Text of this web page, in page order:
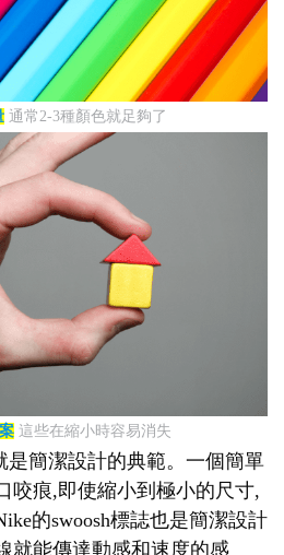
通常2-3種顏色就足夠了
這些在縮小時容易消失
是簡潔設計的典範。一個簡單
咬痕,即使縮小到極小的尺寸,
的swoosh標誌也是簡潔設計
就能傳達動感和速度的感